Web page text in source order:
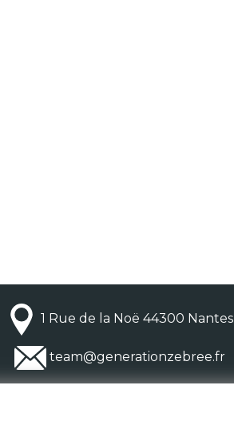
1 Rue de la Noë 44300 Nantes
team@generationzebree.fr